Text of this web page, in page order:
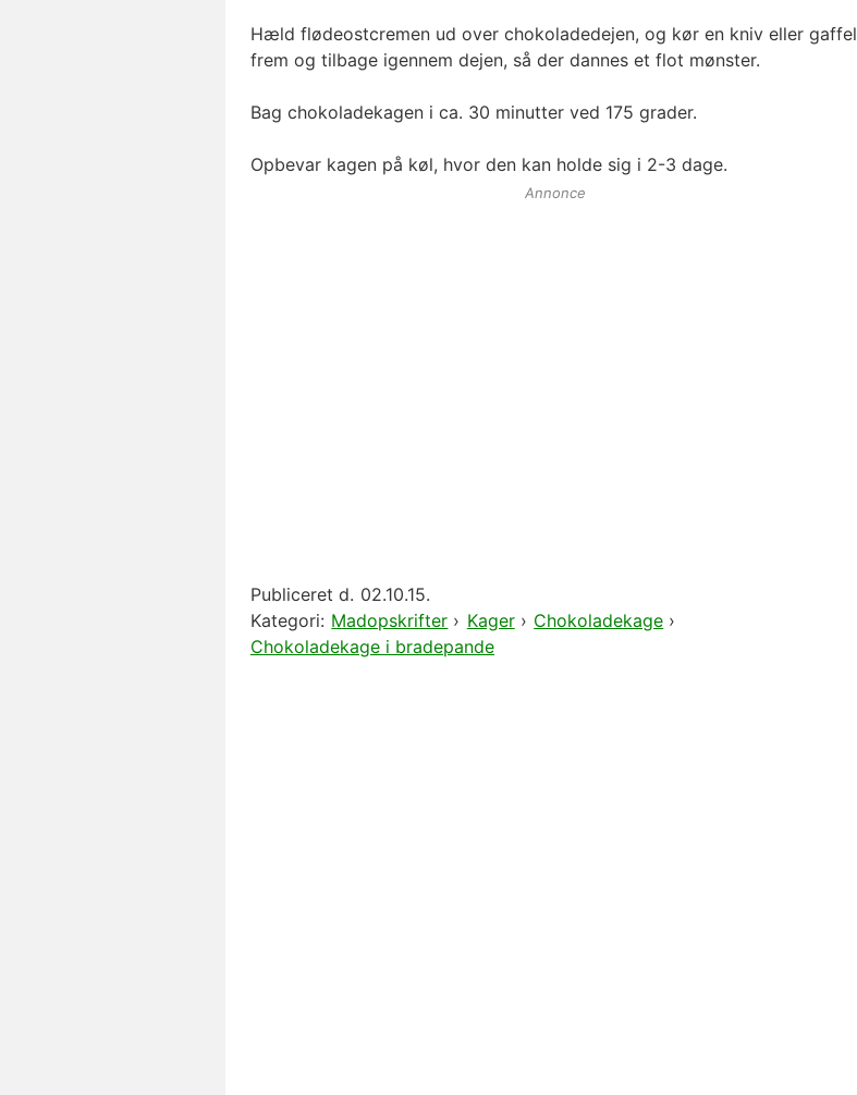
Hæld flødeostcremen ud over chokoladedejen, og kør en kniv eller gaffel
frem og tilbage igennem dejen, så der dannes et flot mønster.
Bag chokoladekagen i ca. 30 minutter ved 175 grader.
Opbevar kagen på køl, hvor den kan holde sig i 2-3 dage.
Annonce
Publiceret d. 02.10.15.
Kategori: Madopskrifter › Kager› Chokoladekage ›
Chokoladekage i bradepande